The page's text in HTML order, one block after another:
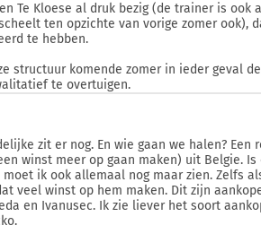
Te Kloese al druk bezig (de trainer is ook
ten opzichte van vorige zomer ook),
te hebben.
structuur komende zomer in ieder geval
te overtuigen.
zit er nog. En wie gaan we halen? Een
winst meer op gaan maken) uit Belgie.
ik ook allemaal nog maar zien. Zelfs
veel winst op hem maken. Dit zijn
en Ivanusec. Ik zie liever het soort